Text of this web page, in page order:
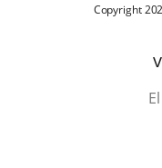
Copyright